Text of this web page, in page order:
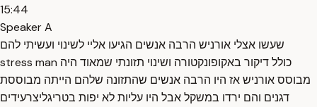
15:44
Speaker A
שעשו אצלי אורניש הרבה אנשים הגיעו אליי לשינוי ועשיתי להם
מבוסס אורניש אז היו הרבה אנשים שהתזונה שלהם הייתה מבוססת
דגנים והם ירדו במשקל אבל היו עליות לא יפות בטריגליצרעידים